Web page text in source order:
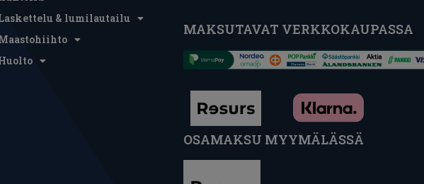
& lumilautailu
MAKSUTAVAT VERKKOKAUPASSA
OSAMAKSU MYYMÄLÄSSÄ